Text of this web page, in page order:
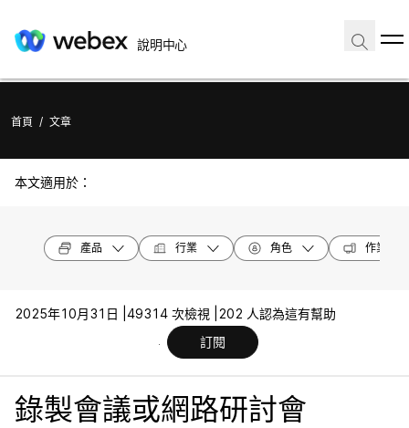
說明中心
首頁 / 文章
本文適用於：
產品 行業 角色 作業系統
2025年10月31日 | 49314 次檢視 |
202 人認為這有幫助
訂閱
錄製會議或網路研討會